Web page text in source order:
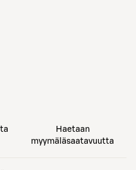
Haetaan
myymäläsaatavuutta